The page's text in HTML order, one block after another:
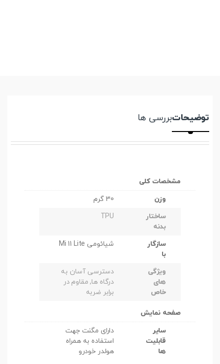
توضیحاتبررسی ها
مشخصات کلی
وزن
30 گرم
ساختار
بدنه
TPU
سازگار
با
شیائومی Mi 11 Lite
ویژگی
های
خاص
دسترسی آسان به
درگاه ها, مقاوم در
برابر ضربه
صفحه نمایش
سایر
قابلیت
ها
دارای مگنت جهت
استفاده به همراه
هولدر خودرو